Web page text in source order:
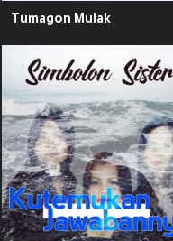
Tumagon Mulak